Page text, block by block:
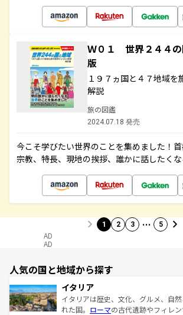
Ｗ０１ 世界２４４
版
１９７ヵ国と４７地域を
解説
旅の図鑑
2024.07.18 発売
今こそ学びたい世界のことを集めました！首
宗教、特長、現地の挨拶、誰かに話したくな
1 2 3 … 5
AD
AD
人気の国と地域から探す
イタリア
イタリアは歴史、文化、グルメ、自
れた国。 ローマの古代遺跡やフィレ